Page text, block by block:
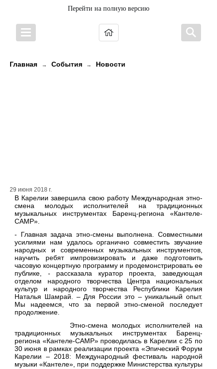
Перейти на полную версию
Главная → События → Новости
29 июня 2018 г.
В Карелии завершила свою работу Международная этно-
смена молодых исполнителей на традиционных
музыкальных инструментах Баренц-региона «Кантеле-
CAMP».
- Главная задача этно-смены выполнена. Совместными
усилиями нам удалось органично совместить звучание
народных и современных музыкальных инструментов,
научить ребят импровизировать и даже подготовить
часовую концертную программу и продемонстрировать ее
публике, - рассказала куратор проекта, заведующая
отделом народного творчества Центра национальных
культур и народного творчества Республики Карелия
Наталья Шамрай. – Для России это – уникальный опыт.
Мы надеемся, что за первой этно-сменой последует
продолжение.
Этно-смена молодых исполнителей на
традиционных музыкальных инструментах Баренц-
региона «Кантеле-CAMP» проводилась в Карелии с 25 по
30 июня в рамках реализации проекта «Эпический Форум
Карелии – 2018: Международный фестиваль народной
музыки «Кантеле», при поддержке Министерства культуры